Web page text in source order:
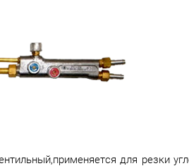
для резки